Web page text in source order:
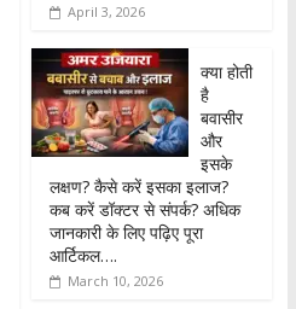
April 3, 2026
क्या होती
है
बवासीर
और
इसके
लक्षण? कैसे करें इसका इलाज?
कब करें डॉक्टर से संपर्क? अधिक
जानकारी के लिए पढ़िए पूरा
आर्टिकल….
March 10, 2026